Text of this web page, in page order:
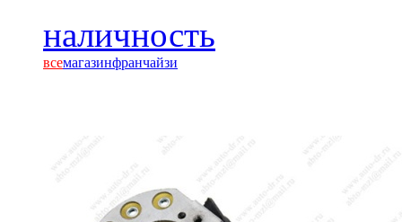
наличность
всемагазинфранчайзи